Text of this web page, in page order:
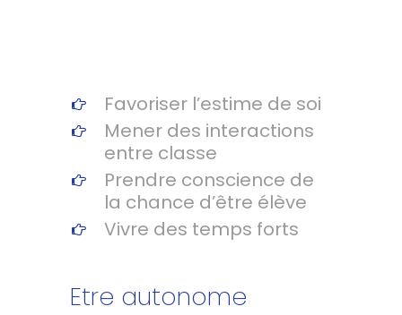
Favoriser l’estime de soi
Mener des interactions
entre classe
Prendre conscience de
la chance d’être élève
Vivre des temps forts
Etre autonome